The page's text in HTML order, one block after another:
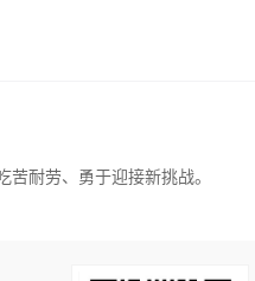
耐劳、勇于迎接新挑战。